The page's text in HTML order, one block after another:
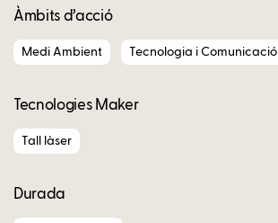
Àmbits d’acció
Medi Ambient Tecnologia i Comunicació
Tecnologies Maker
Tall làser
Durada